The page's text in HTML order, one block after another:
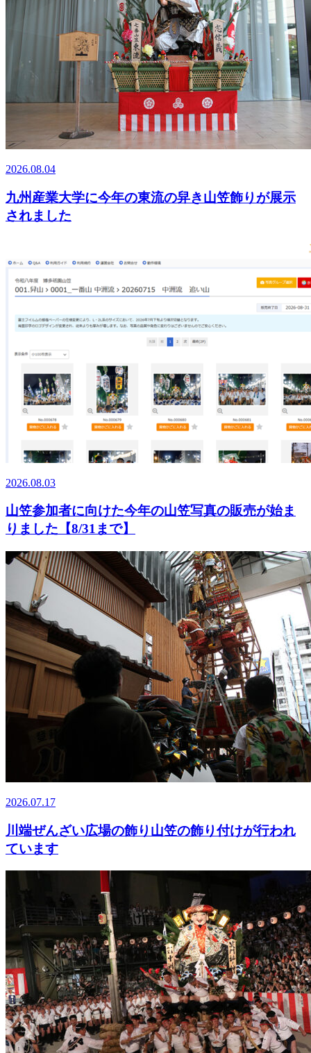
2026.08.04
九州産業大学に今年の東流の舁き山笠飾りが展示
されました
2026.08.03
山笠参加者に向けた今年の山笠写真の販売が始ま
りました【8/31まで】
2026.07.17
川端ぜんざい広場の飾り山笠の飾り付けが行われ
ています